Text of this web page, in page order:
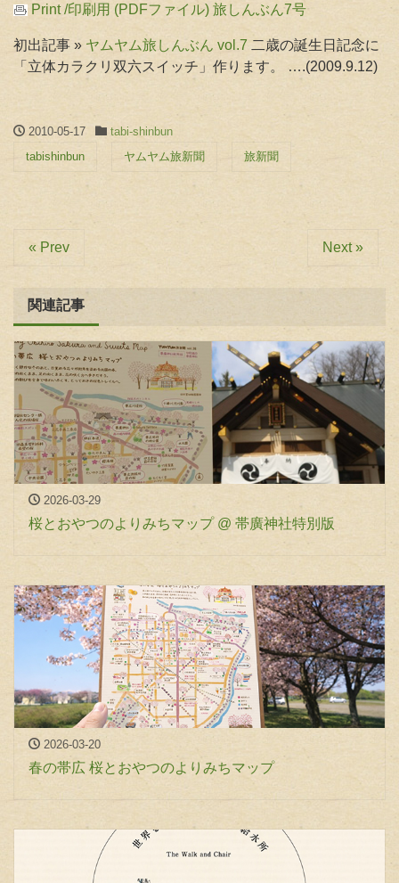
Print /印刷用 (PDFファイル) 旅しんぶん7号
初出記事 » ヤムヤム旅しんぶん vol.7 二歳の誕生日記念に
「立体カラクリ双六スイッチ」作ります。 ….(2009.9.12)
2010-05-17
tabi-shinbun
tabishinbun
ヤムヤム旅新聞 旅新聞
« Prev Next »
関連記事
2026-03-29
桜とおやつのよりみちマップ @ 帯廣神社特別版
2026-03-20
春の帯広 桜とおやつのよりみちマップ